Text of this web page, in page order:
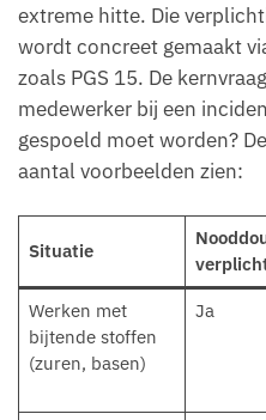
extreme hitte. Die
wordt concreet gemaakt
zoals PGS 15. De
medewerker bij een
gespoeld moet worden?
aantal voorbeelden zien:
Situatie
Werken met
bijtende stoffen
(zuren, basen)
Ja